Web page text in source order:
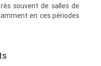
souvent de salles de
en ces périodes